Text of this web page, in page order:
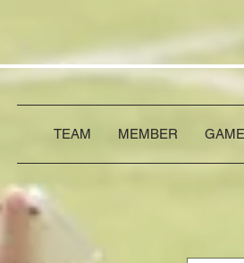
TEAM MEMBER